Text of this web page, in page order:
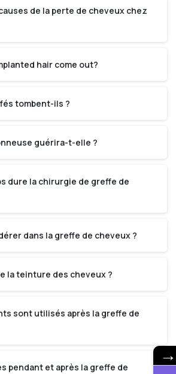
de la perte de cheveux chez
hair come out?
tombent-ils ?
guérira-t-elle ?
dure la chirurgie de greffe de
dans la greffe de cheveux ?
la teinture des cheveux ?
sont utilisés après la greffe de
pendant et après la greffe de
→